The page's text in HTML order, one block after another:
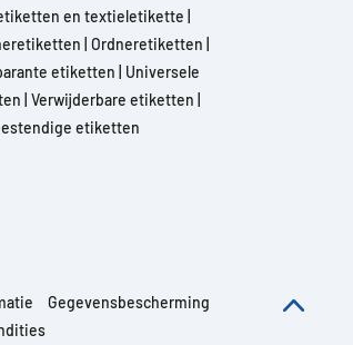
en textieletikette
Ordneretiketten
etiketten
Universele
Verwijderbare etiketten
etiketten
Gegevensbescherming